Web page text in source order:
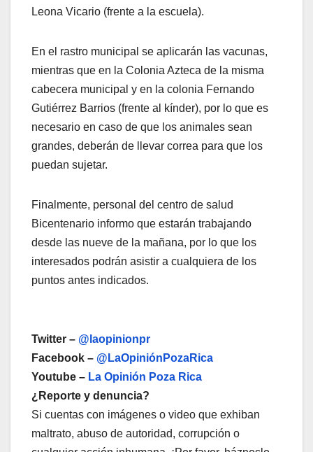
Leona Vicario (frente a la escuela).
En el rastro municipal se aplicarán las vacunas,
mientras que en la Colonia Azteca de la misma
cabecera municipal y en la colonia Fernando
Gutiérrez Barrios (frente al kínder), por lo que es
necesario en caso de que los animales sean
grandes, deberán de llevar correa para que los
puedan sujetar.
Finalmente, personal del centro de salud
Bicentenario informo que estarán trabajando
desde las nueve de la mañana, por lo que los
interesados podrán asistir a cualquiera de los
puntos antes indicados.
Twitter – @laopinionpr
Facebook – @LaOpiniónPozaRica
Youtube – La Opinión Poza Rica
¿Reporte y denuncia?
Si cuentas con imágenes o video que exhiban
maltrato, abuso de autoridad, corrupción o